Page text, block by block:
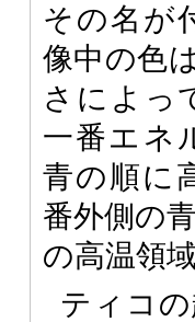
その名が
像中の色
さによっ
一番エネ
青の順に
番外側の
の高温領域
ティコ